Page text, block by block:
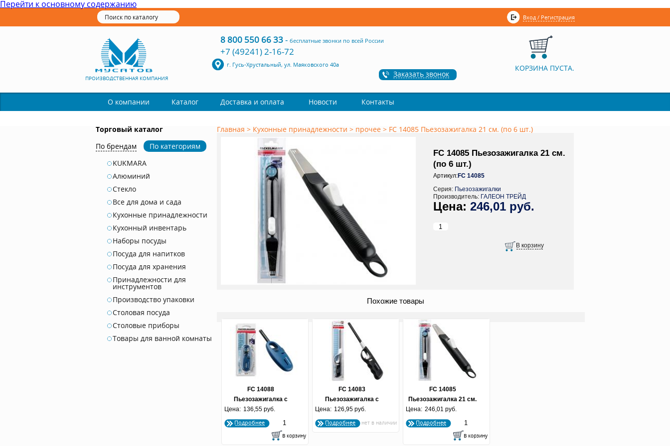
Перейти к основному содержанию
Вход / Регистрация
ПРОИЗВОДСТВЕННАЯ КОМПАНИЯ
8 800 550 66 33- бесплатные звонки по всей России
+7 (49241) 2-16-72
г. Гусь-Хрустальный, ул. Маяковского 40а
Заказать звонок
КОРЗИНА ПУСТА.
О компании Каталог Доставка и оплата Новости Контакты
Торговый каталог
По брендам
По категориям
KUKMARA
Алюминий
Стекло
Все для дома и сада
Кухонные принадлежности
Кухонный инвентарь
Наборы посуды
Посуда для напитков
Посуда для хранения
Принадлежности для
инструментов
Производство упаковки
Столовая посуда
Столовые приборы
Товары для ванной комнаты
Главная > Кухонные принадлежности > прочее > FC 14085 Пьезозажигалка 21 см. (по 6 шт.)
FC 14085 Пьезозажигалка 21 см.
(по 6 шт.)
Артикул:FC 14085
Серия: Пьезозажигалки
Производитель: ГАЛЕОН ТРЕЙД
246,01 руб.
Похожие товары
FC 14088
Пьезозажигалка с
встроенной емкостью
Цена: 136,55 руб.
Подробнее
FC 14083
Пьезозажигалка с
встроенной емкостью д/
газа 27.5 см.
Цена: 126,95 руб.
Подробнее
FC 14085
Пьезозажигалка 21 см.
(по 6 шт.)
Цена: 246,01 руб.
Подробнее